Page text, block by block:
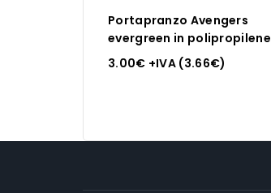
Portapranzo Avengers
evergreen in polipropilene
3.00€ +IVA (3.66€)